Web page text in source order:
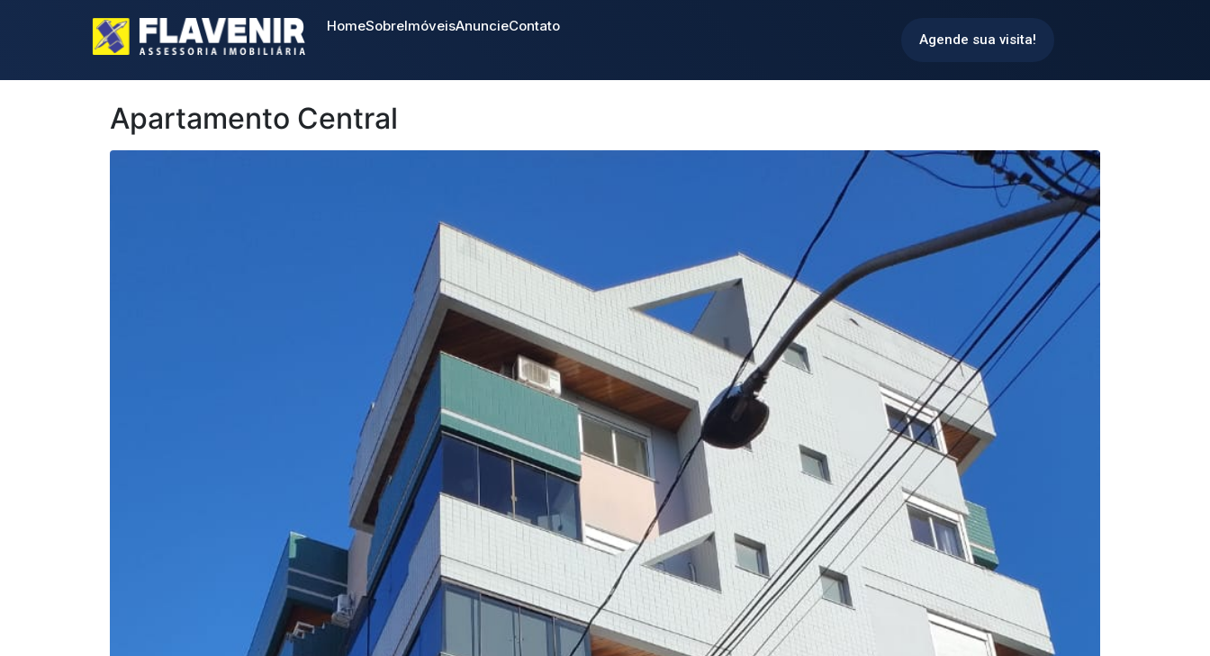
HomeSobreImóveisAnuncieContato
Agende sua visita!
Apartamento Central